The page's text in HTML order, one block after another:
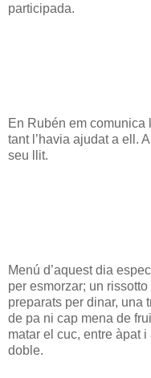
participada.
En Rubén em
tant l’havia ajudat a ell.
seu llit.
Menú d’aquest dia
per esmorzar; un
preparats per dinar, una
de pa ni cap mena de
matar el cuc, entre àpat i
doble.